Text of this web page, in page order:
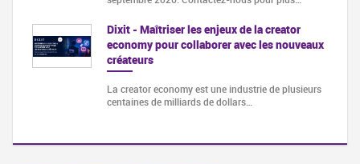
Dixit - Maîtriser les enjeux de la creator
economy pour collaborer avec les nouveaux
créateurs
La creator economy est une industrie de plusieurs
centaines de milliards de dollars…